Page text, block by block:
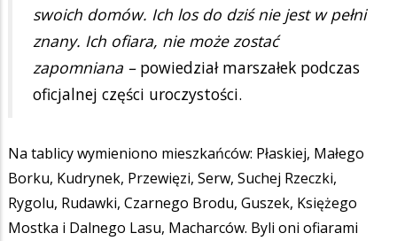
swoich domów. Ich los do dziś nie jest w pełni
znany. Ich ofiara, nie może zostać
zapomniana –powiedział marszałek podczas
oficjalnej części uroczystości.
Na tablicy wymieniono mieszkańców: Płaskiej, Małego
Borku, Kudrynek, Przewięzi, Serw, Suchej Rzeczki,
Rygolu, Rudawki, Czarnego Brodu, Guszek, Księżego
Mostka i Dalnego Lasu, Macharców. Byli oni ofiarami